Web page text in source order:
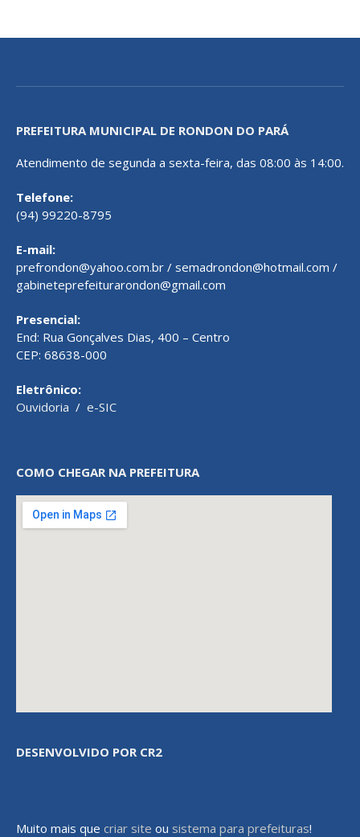
PREFEITURA MUNICIPAL DE RONDON DO PARÁ
Atendimento de segunda a sexta-feira, das 08:00 às 14:00.
Telefone:
(94) 99220-8795
E-mail:
prefrondon@yahoo.com.br / semadrondon@hotmail.com /
gabineteprefeiturarondon@gmail.com
Presencial:
End: Rua Gonçalves Dias, 400 – Centro
CEP: 68638-000
Eletrônico:
Ouvidoria / e-SIC
COMO CHEGAR NA PREFEITURA
DESENVOLVIDO POR CR2
Muito mais que criar site ou sistema para prefeituras!